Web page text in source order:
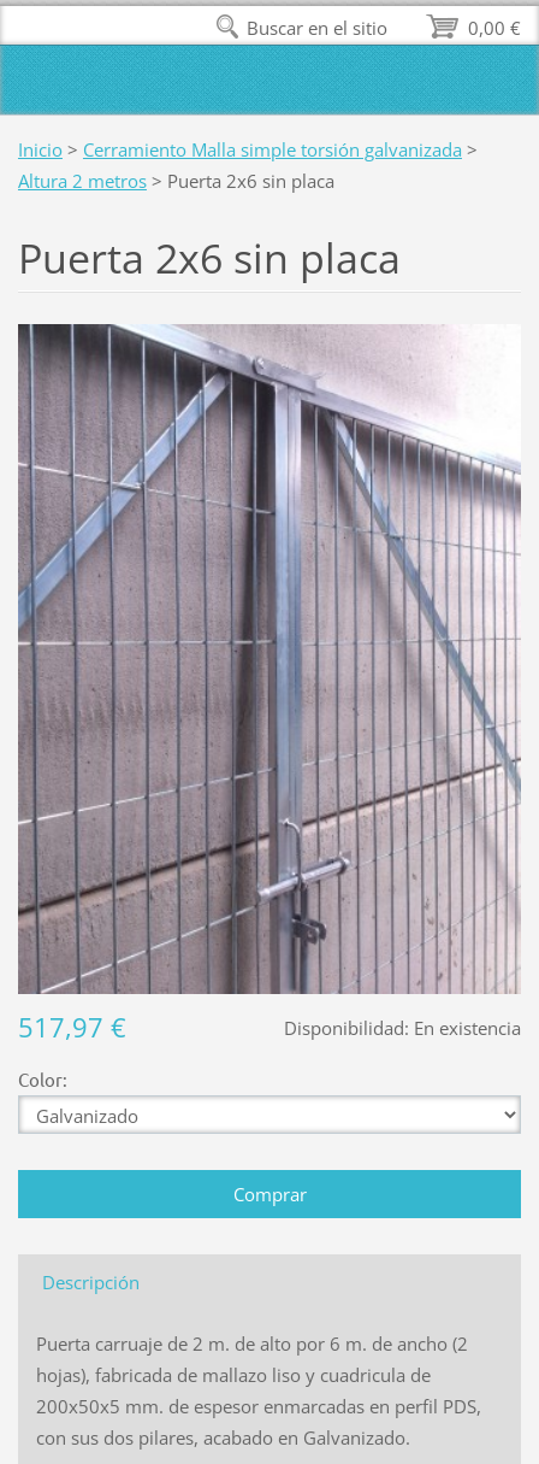
Inicio > Cerramiento Malla simple torsión galvanizada >
Altura 2 metros > Puerta 2x6 sin placa
Puerta 2x6 sin placa
Disponibilidad: En existencia
517,97 €
Color:
Descripción
Puerta carruaje de 2 m. de alto por 6 m. de ancho (2
hojas), fabricada de mallazo liso y cuadricula de
200x50x5 mm. de espesor enmarcadas en perfil PDS,
con sus dos pilares, acabado en Galvanizado.
0,00 €
Buscar en el sitio